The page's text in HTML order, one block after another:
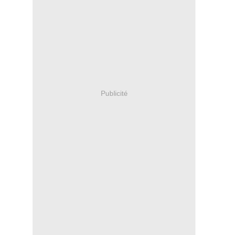
Publicité